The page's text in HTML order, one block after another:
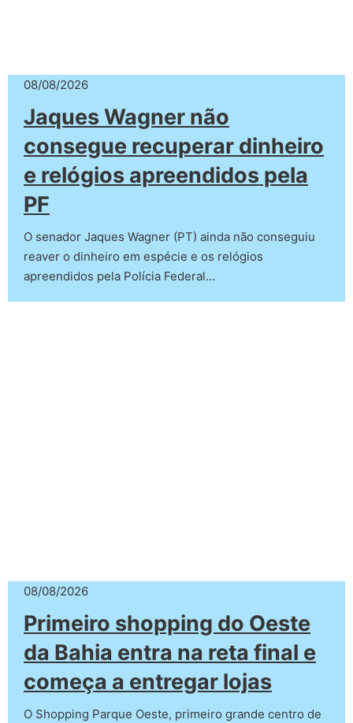
08/08/2026
Jaques Wagner não
consegue recuperar dinheiro
e relógios apreendidos pela
PF
O senador Jaques Wagner (PT) ainda não conseguiu
reaver o dinheiro em espécie e os relógios
apreendidos pela Polícia Federal…
08/08/2026
Primeiro shopping do Oeste
da Bahia entra na reta final e
começa a entregar lojas
O Shopping Parque Oeste, primeiro grande centro de